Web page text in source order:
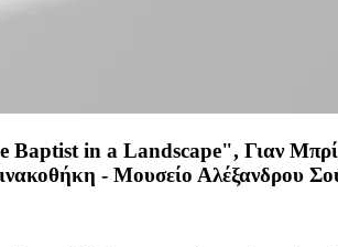
in a Landscape", Γιαν
- Μουσείο Αλέξανδρου